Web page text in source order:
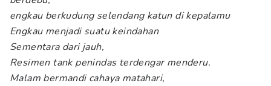
engkau berkudung selendang katun di kepalamu
Engkau menjadi suatu keindahan
Sementara dari jauh,
Resimen tank penindas terdengar menderu.
Malam bermandi cahaya matahari,